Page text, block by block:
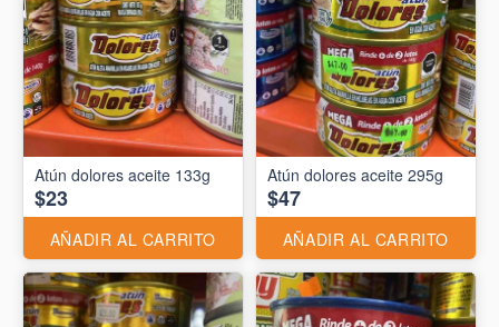
Atún dolores aceite 133g
$23
AÑADIR AL CARRITO
Atún dolores aceite 295g
$47
AÑADIR AL CARRITO